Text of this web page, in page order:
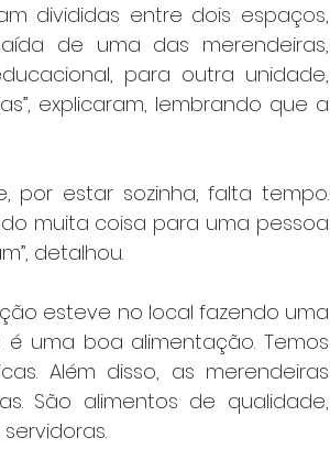
divididas entre dois espaços,
de uma das merendeiras,
para outra unidade,
explicaram, lembrando que a
por estar sozinha, falta tempo.
muita coisa para uma pessoa
detalhou.
esteve no local fazendo uma
é uma boa alimentação. Temos
Além disso, as merendeiras
São alimentos de qualidade,